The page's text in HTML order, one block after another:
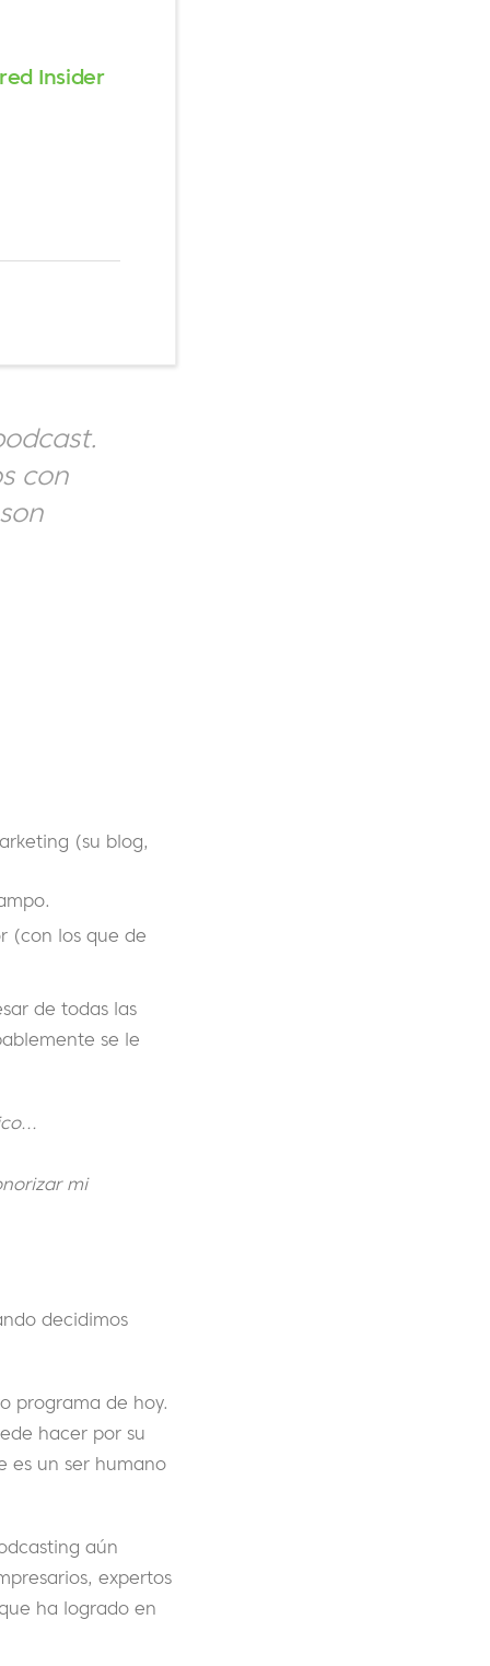
Insider
con
(su blog,
(con los que de
de todas las
se le
mi
decidimos
programa de hoy.
hacer por su
es un ser humano
aún
expertos
ha logrado en